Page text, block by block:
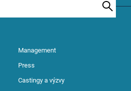
Management
Press
Castingy a výzvy